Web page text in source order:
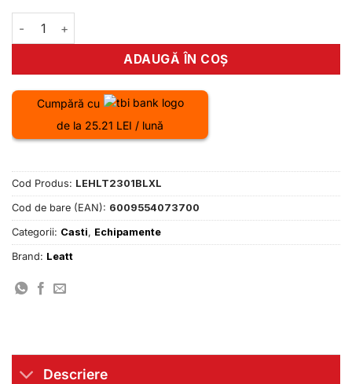
Cantitate Casca Leatt MTB Gravity 1.0 XL blue
ADAUGĂ ÎN COȘ
Cumpără cu
de la 25.21 LEI / lună
Cod Produs: LEHLT2301BLXL
Cod de bare (EAN): 6009554073700
Categorii: Casti, Echipamente
Brand: Leatt
Descriere